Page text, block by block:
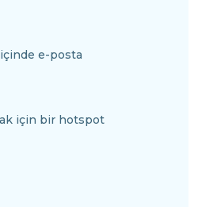
e-posta
için bir hotspot